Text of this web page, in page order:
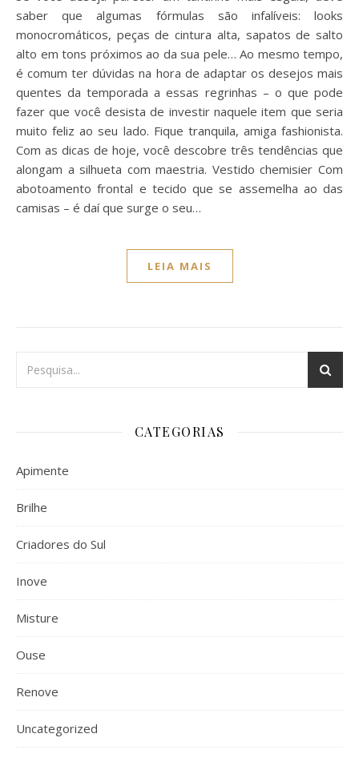
saber que algumas fórmulas são infalíveis: looks
monocromáticos, peças de cintura alta, sapatos de salto
alto em tons próximos ao da sua pele… Ao mesmo tempo,
é comum ter dúvidas na hora de adaptar os desejos mais
quentes da temporada a essas regrinhas – o que pode
fazer que você desista de investir naquele item que seria
muito feliz ao seu lado. Fique tranquila, amiga fashionista.
Com as dicas de hoje, você descobre três tendências que
alongam a silhueta com maestria. Vestido chemisier Com
abotoamento frontal e tecido que se assemelha ao das
camisas – é daí que surge o seu…
LEIA MAIS
CATEGORIAS
Apimente
Brilhe
Criadores do Sul
Inove
Misture
Ouse
Renove
Uncategorized